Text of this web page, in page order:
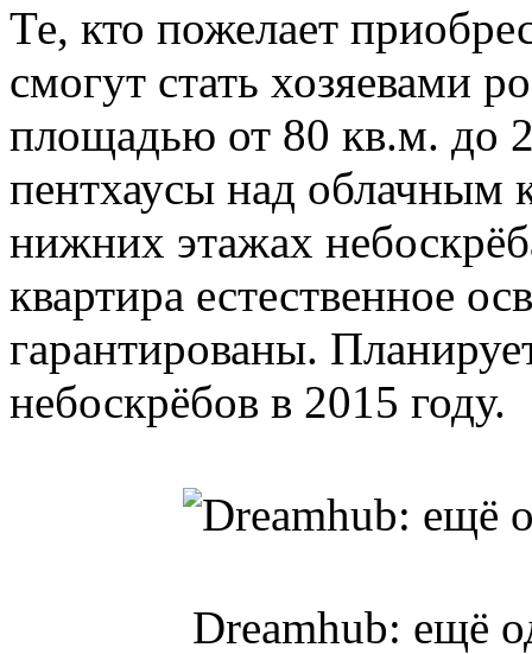
Те, кто пожелает
смогут стать хозяевами
площадью от 80 кв.м. до
пентхаусы над облачным
нижних этажах
квартира естественное
гарантированы.
небоскрёбов в 2015 году.
Dreamhub: eщё